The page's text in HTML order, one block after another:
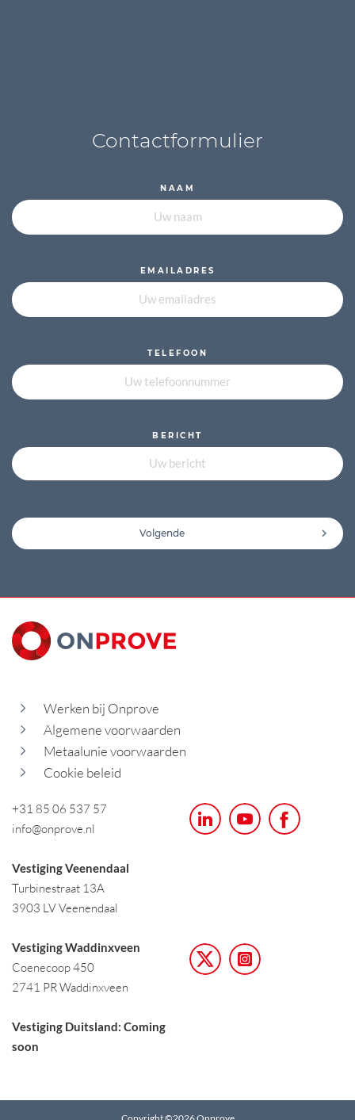
Contactformulier
NAAM
EMAILADRES
TELEFOON
BERICHT
Volgende
+31 85 06 537 57
info@onprove.nl
Vestiging Veenendaal
Turbinestraat 13A
3903 LV Veenendaal
Vestiging Waddinxveen
Coenecoop 450
2741 PR Waddinxveen
Vestiging Duitsland: Coming
soon
Werken bij Onprove
Algemene voorwaarden
Metaalunie voorwaarden
Cookie beleid